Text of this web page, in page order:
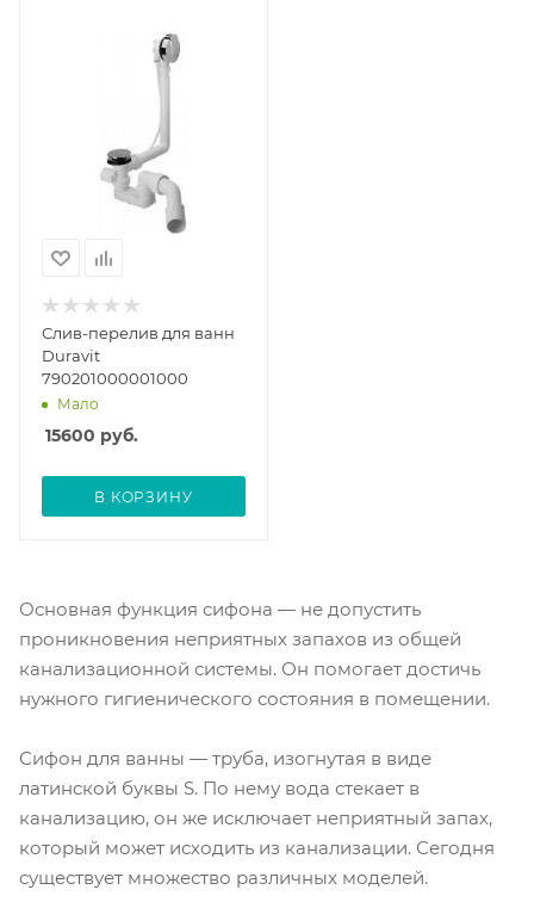
Слив-перелив для ванн
Duravit
790201000001000
Мало
15600 руб.
В КОРЗИНУ
Основная функция сифона — не допустить
проникновения неприятных запахов из общей
канализационной системы. Он помогает достичь
нужного гигиенического состояния в помещении.
Сифон для ванны — труба, изогнутая в виде
латинской буквы S. По нему вода стекает в
канализацию, он же исключает неприятный запах,
который может исходить из канализации. Сегодня
существует множество различных моделей.